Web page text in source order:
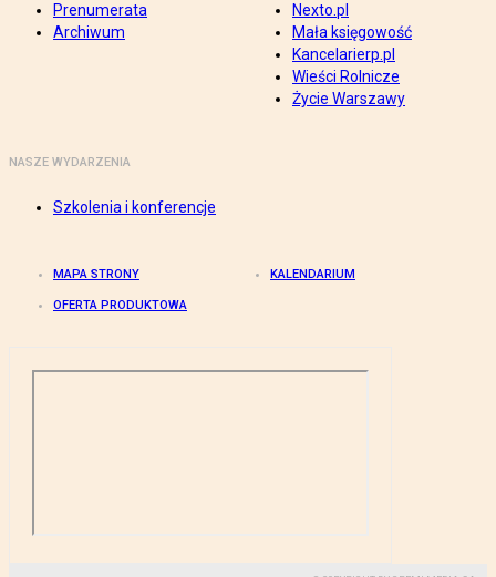
Prenumerata
Archiwum
Nexto.pl
Mała księgowość
Kancelarierp.pl
Wieści Rolnicze
Życie Warszawy
NASZE WYDARZENIA
Szkolenia i konferencje
MAPA STRONY KALENDARIUM
OFERTA PRODUKTOWA